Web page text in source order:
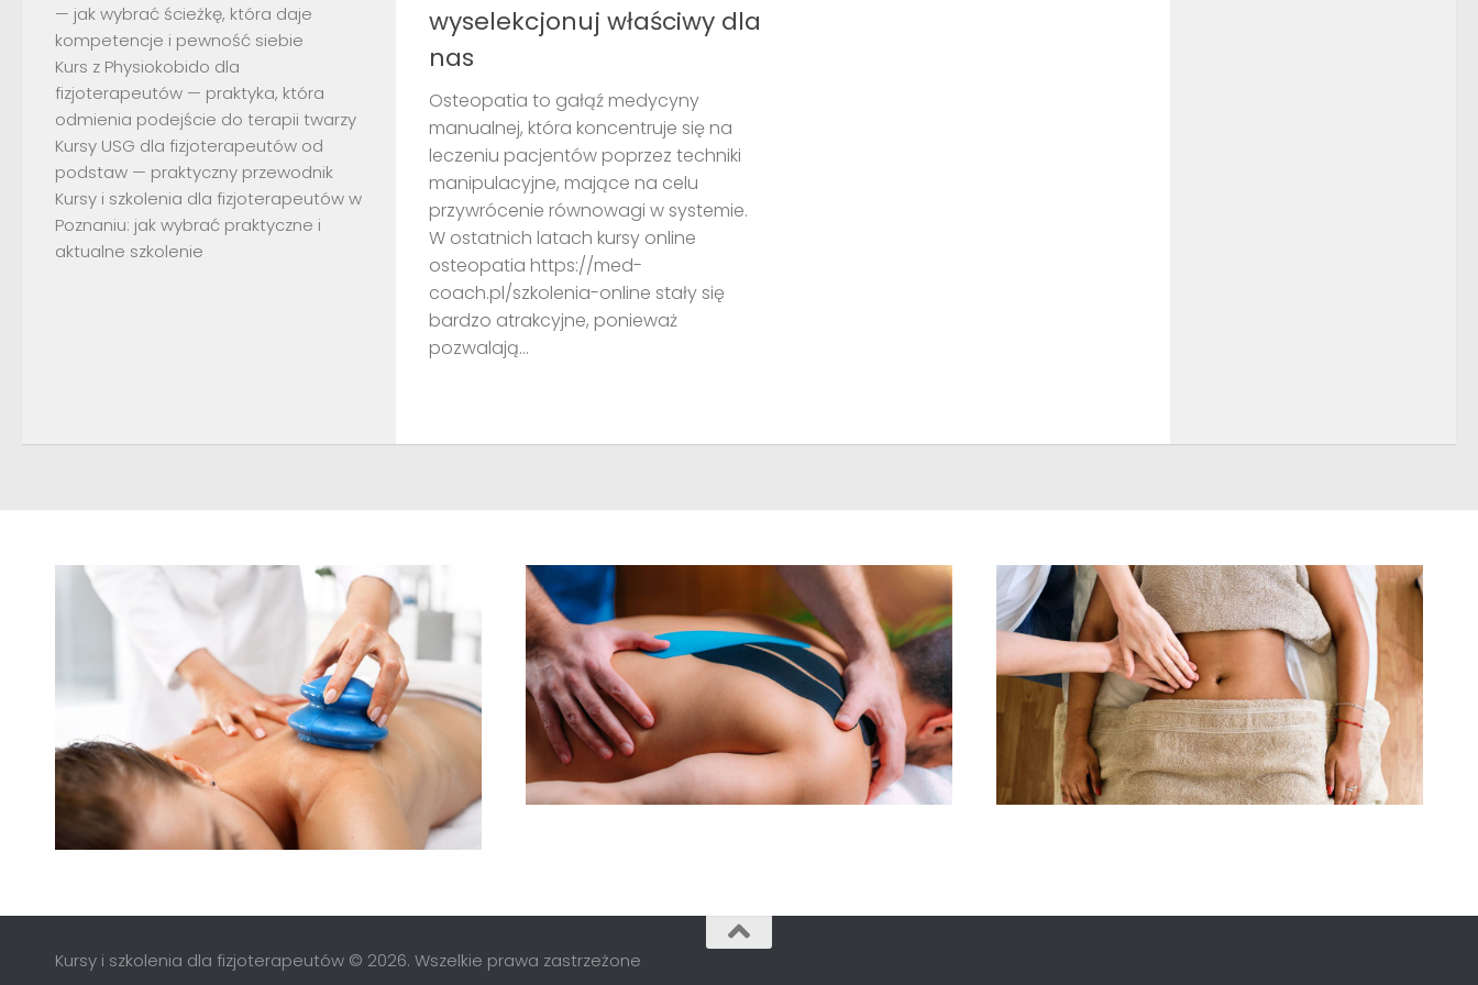
wyselekcjonuj właściwy dla
nas
Osteopatia to gałąź medycyny
manualnej, która koncentruje się na
leczeniu pacjentów poprzez techniki
manipulacyjne, mające na celu
przywrócenie równowagi w systemie.
W ostatnich latach kursy online
osteopatia https://med-
coach.pl/szkolenia-online stały się
bardzo atrakcyjne, ponieważ
pozwalają...
— jak wybrać ścieżkę, która daje
kompetencje i pewność siebie
Kurs z Physiokobido dla
fizjoterapeutów — praktyka, która
odmienia podejście do terapii twarzy
Kursy USG dla fizjoterapeutów od
podstaw — praktyczny przewodnik
Kursy i szkolenia dla fizjoterapeutów w
Poznaniu: jak wybrać praktyczne i
aktualne szkolenie
Kursy i szkolenia dla fizjoterapeutów © 2026. Wszelkie prawa zastrzeżone